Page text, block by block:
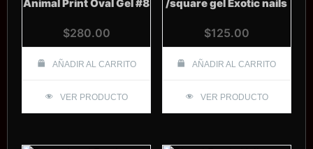
Animal Print Oval Gel #8
$280.00
AÑADIR AL CARRITO
VER PRODUCTO
/square gel Exotic nails
$125.00
AÑADIR AL CARRITO
VER PRODUCTO